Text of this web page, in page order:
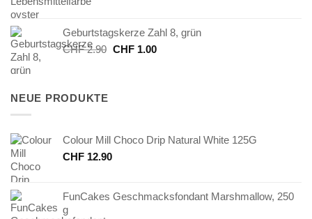
CHF 7.50CHF 3.75.
Geburtstagskerze Zahl 8, grün
CHF2.90 Ursprünglicher
CHF1.00Aktueller
NEUE PRODUKTE
Colour Mill Choco Drip Natural White 125G
CHF 12.90
FunCakes Geschmacksfondant Marshmallow, 250
g